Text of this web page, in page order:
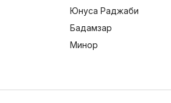
Юнуса Раджаби
Бадамзар
Минор